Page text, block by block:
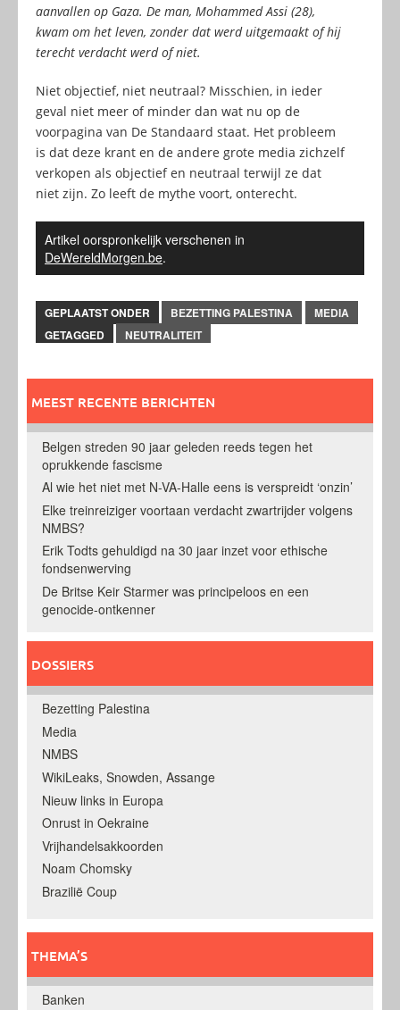
aanvallen op Gaza. De man, Mohammed Assi (28),
kwam om het leven, zonder dat werd uitgemaakt of hij
terecht verdacht werd of niet.
Niet objectief, niet neutraal? Misschien, in ieder
geval niet meer of minder dan wat nu op de
voorpagina van De Standaard staat. Het probleem
is dat deze krant en de andere grote media zichzelf
verkopen als objectief en neutraal terwijl ze dat
niet zijn. Zo leeft de mythe voort, onterecht.
Artikel oorspronkelijk verschenen in
DeWereldMorgen.be.
GEPLAATST ONDER BEZETTING PALESTINA
MEDIA
GETAGGED
NEUTRALITEIT
MEEST RECENTE BERICHTEN
Belgen streden 90 jaar geleden reeds tegen het
oprukkende fascisme
Al wie het niet met N-VA-Halle eens is verspreidt ‘onzin’
Elke treinreiziger voortaan verdacht zwartrijder volgens
NMBS?
Erik Todts gehuldigd na 30 jaar inzet voor ethische
fondsenwerving
De Britse Keir Starmer was principeloos en een
genocide-ontkenner
DOSSIERS
Bezetting Palestina
Media
NMBS
WikiLeaks, Snowden, Assange
Nieuw links in Europa
Onrust in Oekraine
Vrijhandelsakkoorden
Noam Chomsky
Brazilië Coup
THEMA’S
Banken